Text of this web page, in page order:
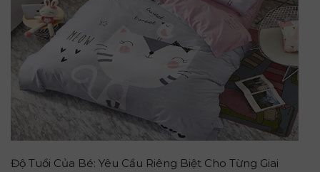
Độ Tuổi Của Bé: Yêu Cầu Riêng Biệt Cho Từng Giai